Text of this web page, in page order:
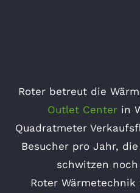
Roter betreut die
Outlet Centerin
Quadratmeter
Besucher pro Jahr,
schwitzen
Roter